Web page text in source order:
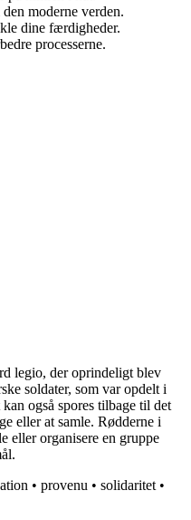
moderne verden.
dine færdigheder.
processerne.
legio, der oprindeligt blev
soldater, som var opdelt i
også spores tilbage til det
eller at samle. Rødderne i
eller organisere en gruppe
• provenu • solidaritet •